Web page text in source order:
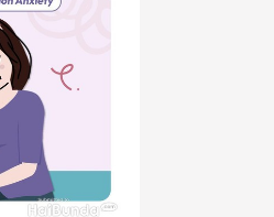
5 Potret Kedekatan Alyssa
asal Prancis, Dipuji Tampan
oleh Netizen